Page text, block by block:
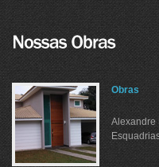
Obras
Alexandre